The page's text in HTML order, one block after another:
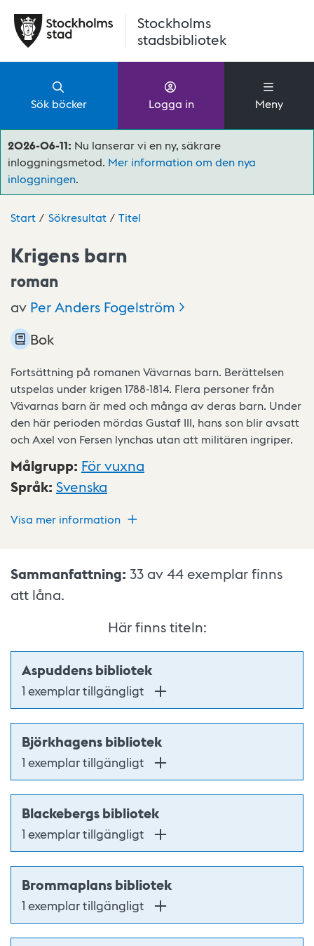
Stockholms
stadsbibliotek
Sök böcker Logga in Meny
2026-06-11: Nu lanserar vi en ny, säkrare
inloggningsmetod. Mer information om den nya
inloggningen.
Start Sökresultat Titel
Krigens barn
roman
av Per Anders Fogelström
Bok
Fortsättning på romanen Vävarnas barn. Berättelsen
utspelas under krigen 1788-1814. Flera personer från
Vävarnas barn är med och många av deras barn. Under
den här perioden mördas Gustaf III, hans son blir avsatt
och Axel von Fersen lynchas utan att militären ingriper.
Målgrupp: För vuxna
Språk: Svenska
Visa mer information
Sammanfattning: 33 av 44 exemplar finns
att låna.
Här finns titeln:
Aspuddens bibliotek
1 exemplar tillgängligt
Björkhagens bibliotek
1 exemplar tillgängligt
Blackebergs bibliotek
1 exemplar tillgängligt
Brommaplans bibliotek
1 exemplar tillgängligt